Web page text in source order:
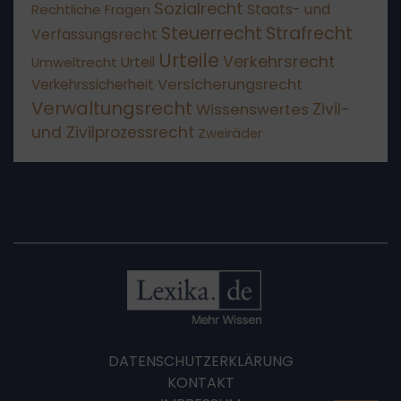
Rechtliche Fragen Sozialrecht Staats- und
Verfassungsrecht Steuerrecht Strafrecht
Umweltrecht Urteil Urteile Verkehrsrecht
Verkehrssicherheit Versicherungsrecht
Verwaltungsrecht Wissenswertes Zivil-
und Zivilprozessrecht Zweiräder
DATENSCHUTZERKLÄRUNG
KONTAKT